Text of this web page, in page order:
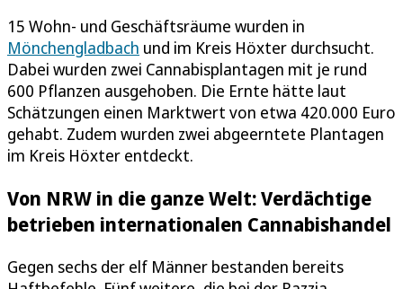
15 Wohn- und Geschäftsräume wurden in
Mönchengladbach und im Kreis Höxter durchsucht.
Dabei wurden zwei Cannabisplantagen mit je rund
600 Pflanzen ausgehoben. Die Ernte hätte laut
Schätzungen einen Marktwert von etwa 420.000 Euro
gehabt. Zudem wurden zwei abgeerntete Plantagen
im Kreis Höxter entdeckt.
Von NRW in die ganze Welt: Verdächtige
betrieben internationalen Cannabishandel
Gegen sechs der elf Männer bestanden bereits